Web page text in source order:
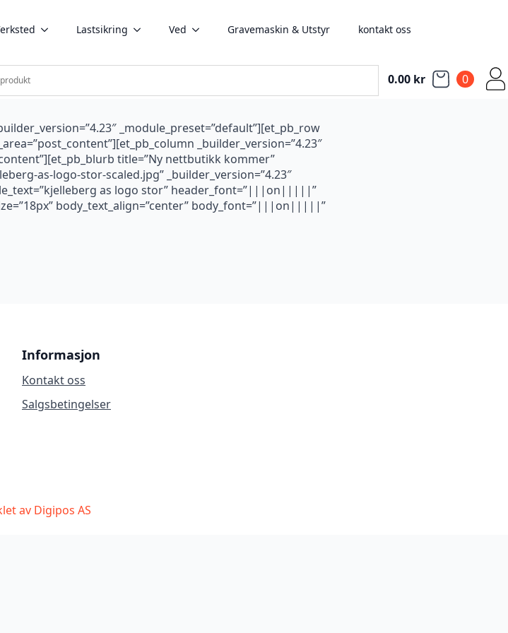
Lastsikring Ved Gravemaskin & Utstyr kontakt oss
0.00 kr 0
_module_preset=”default”][et_pb_row
_builder_version=”4.23″
title=”Ny nettbutikk kommer”
as-logo-stor-scaled.jpg” _builder_version=”4.23″
as logo stor” header_font=”|||on|||||”
body_text_align=”center” body_font=”|||on|||||”
Informasjon
Kontakt oss
Salgsbetingelser
av Digipos AS